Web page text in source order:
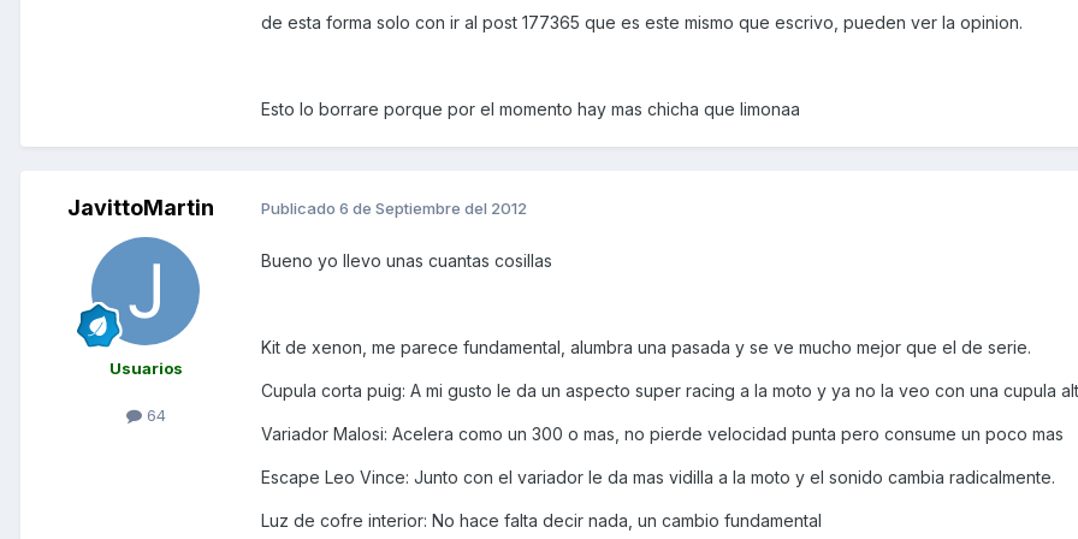
de esta forma solo con ir al post 177365 que es este mismo que escrivo, pueden ver la opinion.
Esto lo borrare porque por el momento hay mas chicha que limonaa
JavittoMartin
Usuarios
64
Publicado 6 de Septiembre del 2012
Bueno yo llevo unas cuantas cosillas
Kit de xenon, me parece fundamental, alumbra una pasada y se ve mucho mejor que el de serie.
Cupula corta puig: A mi gusto le da un aspecto super racing a la moto y ya no la veo con una cupula
Variador Malosi: Acelera como un 300 o mas, no pierde velocidad punta pero consume un poco mas
Escape Leo Vince: Junto con el variador le da mas vidilla a la moto y el sonido cambia radicalmente.
Luz de cofre interior: No hace falta decir nada, un cambio fundamental